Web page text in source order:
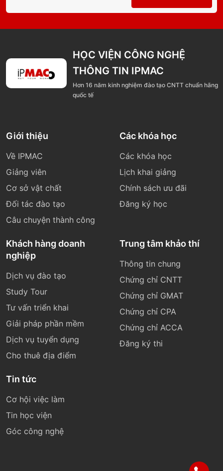
HỌC VIỆN CÔNG NGHỆ
THÔNG TIN IPMAC
Hơn 16 năm kinh nghiệm đào tạo CNTT chuẩn hãng
quốc tế
Giới thiệu
Về IPMAC
Giảng viên
Cơ sở vật chất
Đối tác đào tạo
Câu chuyện thành công
Các khóa học
Các khóa học
Lịch khai giảng
Chính sách ưu đãi
Đăng ký học
Khách hàng doanh
nghiệp
Dịch vụ đào tạo
Study Tour
Tư vấn triển khai
Giải pháp phần mềm
Dịch vụ tuyển dụng
Cho thuê địa điểm
Trung tâm khảo thí
Thông tin chung
Chứng chỉ CNTT
Chứng chỉ GMAT
Chứng chỉ CPA
Chứng chỉ ACCA
Đăng ký thi
Tin tức
Cơ hội việc làm
Tin học viện
Góc công nghệ